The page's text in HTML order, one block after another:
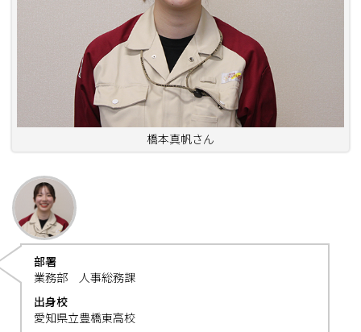
橋本真帆さん
部署
業務部 人事総務課
出身校
愛知県立豊橋東高校